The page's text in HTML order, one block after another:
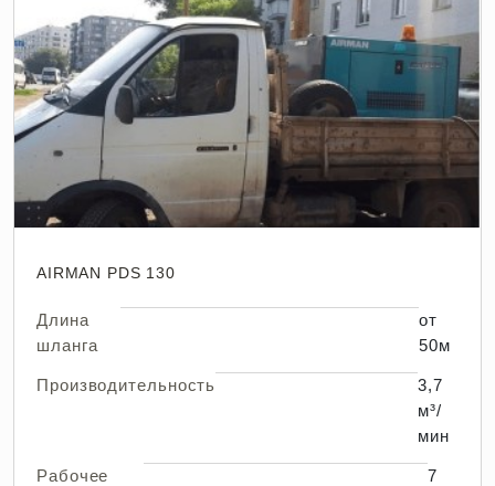
AIRMAN PDS 130
Длина
шланга
от
50м
Производительность
3,7
м³/
мин
Рабочее
7